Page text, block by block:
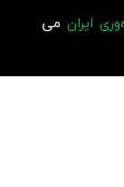
ایران می